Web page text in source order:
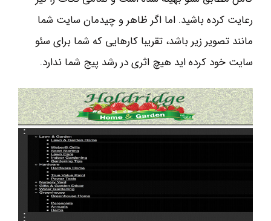
رعایت کرده باشید. اما اگر ظاهر و چیدمان سایت شما
مانند تصویر زیر باشد، تقریبا کارهایی که شما برای سئو
سایت خود کرده اید هیچ اثری در رشد پیج شما ندارد.